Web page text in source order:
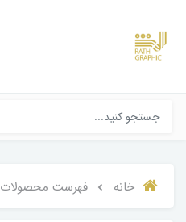
خانه فهرست محصولات